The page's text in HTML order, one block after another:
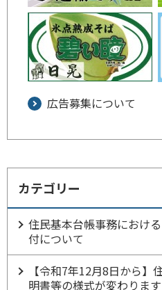
広告募集について
カテゴリー
住民基本台帳事務におけ
付について
【令和7年12月8日から
明書等の様式が変わります